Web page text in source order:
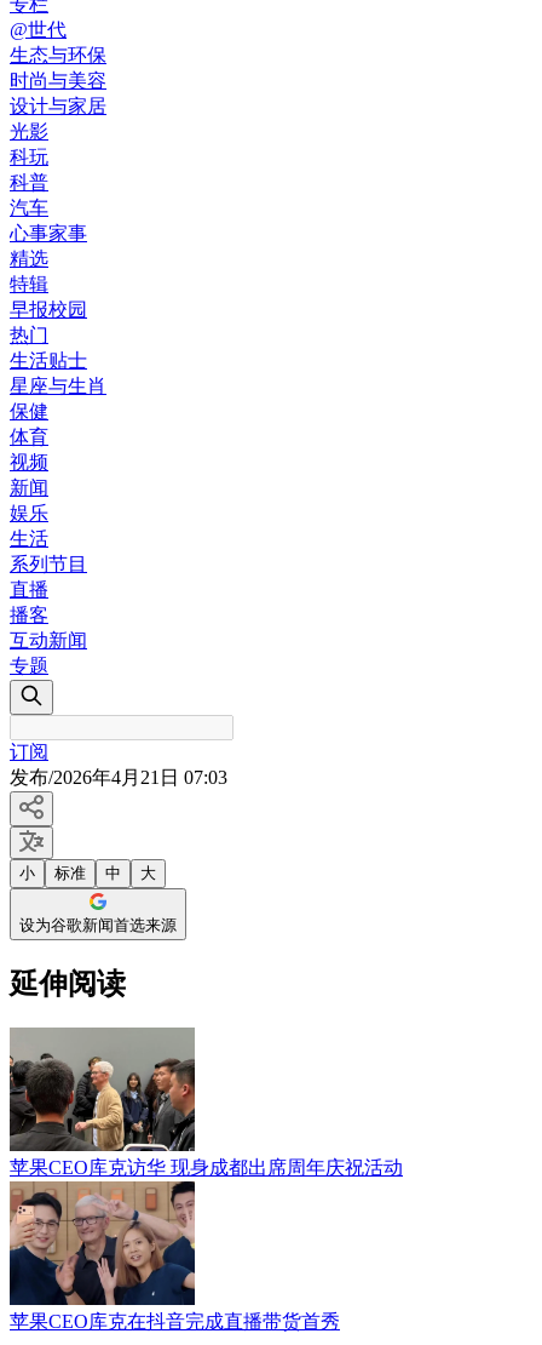
专栏
@世代
生态与环保
时尚与美容
设计与家居
光影
科玩
科普
汽车
心事家事
精选
特辑
早报校园
热门
生活贴士
星座与生肖
保健
体育
视频
新闻
娱乐
生活
系列节目
直播
播客
互动新闻
专题
订阅
发布/2026年4月21日 07:03
小 标准 中 大
设为谷歌新闻首选来源
延伸阅读
苹果CEO库克访华 现身成都出席周年庆祝活动
苹果CEO库克在抖音完成直播带货首秀